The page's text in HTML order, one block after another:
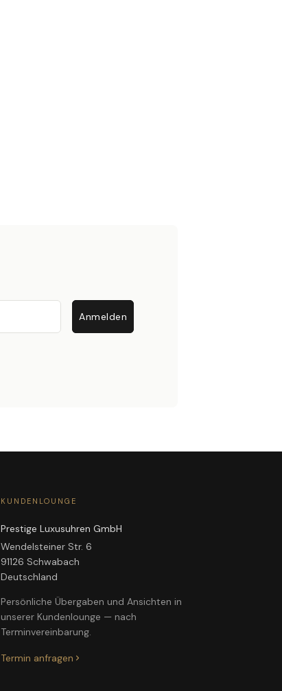
Anmelden
KUNDENLOUNGE
Prestige Luxusuhren GmbH
Wendelsteiner Str. 6
91126 Schwabach
Deutschland
Persönliche Übergaben und Ansichten in
unserer Kundenlounge — nach
Terminvereinbarung.
Termin anfragen